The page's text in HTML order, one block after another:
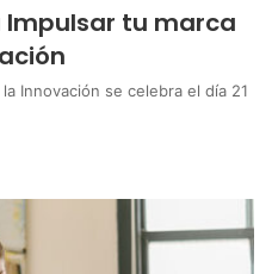
tu marca
Innovación se celebra el día 21